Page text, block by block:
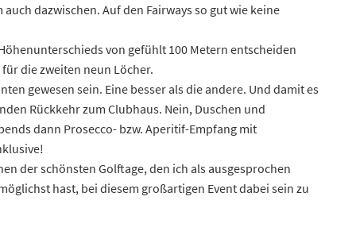
dazwischen. Auf den Fairways so gut wie keine
von gefühlt 100 Metern entscheiden
die zweiten neun Löcher.
gewesen sein. Eine besser als die andere. Und damit es
Rückkehr zum Clubhaus. Nein, Duschen und
dann Prosecco- bzw. Aperitif-Empfang mit
der schönsten Golftage, den ich als ausgesprochen
hast, bei diesem großartigen Event dabei sein zu